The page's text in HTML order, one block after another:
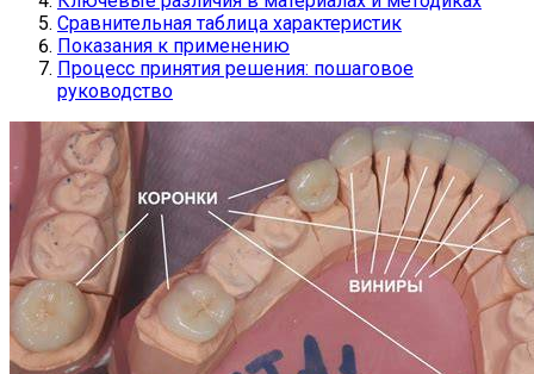
Сравнительная таблица характеристик
Показания к применению
Процесс принятия решения: пошаговое
руководство